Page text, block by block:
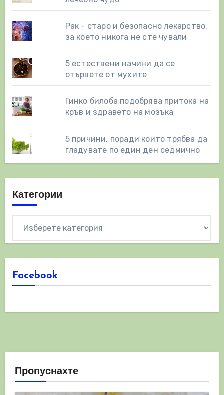
Рак - старо и безопасно лекарство,
за което никога не сте чували
5 естествени начини да се
отървете от мухите
Гинко билоба подобрява притока на
кръв и здравето на мозъка
5 причини, поради които трябва да
гладувате по един ден седмично
Категории
Facebook
Пропуснахте